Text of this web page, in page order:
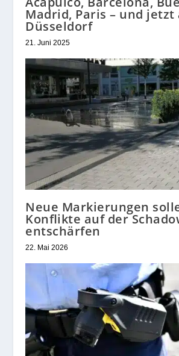
Madrid, Paris – und jetzt
Düsseldorf
21. Juni 2025
Neue Markierungen
Konflikte auf der
entschärfen
22. Mai 2026